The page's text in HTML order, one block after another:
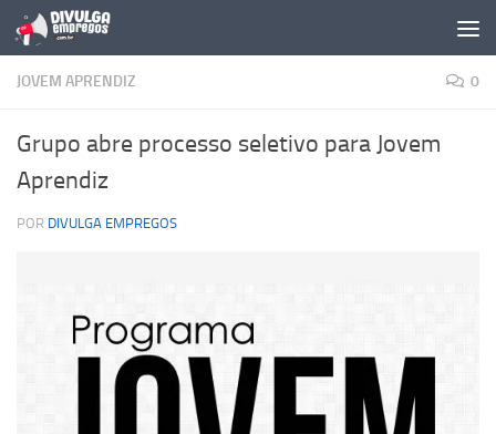
Skip to content
JOVEM APRENDIZ 0
Grupo abre processo seletivo para Jovem
Aprendiz
POR DIVULGA EMPREGOS